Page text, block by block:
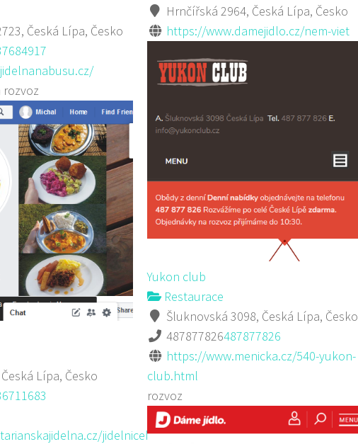
Hrnčířská 2964, Česká Lípa, Česko
https://www.damejidlo.cz/nem-viet
Česká Lípa, Česko
rozvoz
Yukon club
Restaurace
Šluknovská 3098, Česká Lípa, Česko
487877826487877826
https://www.menicka.cz/540-yukon-
club.html
rozvoz
Lípa, Česko
jidelnicek